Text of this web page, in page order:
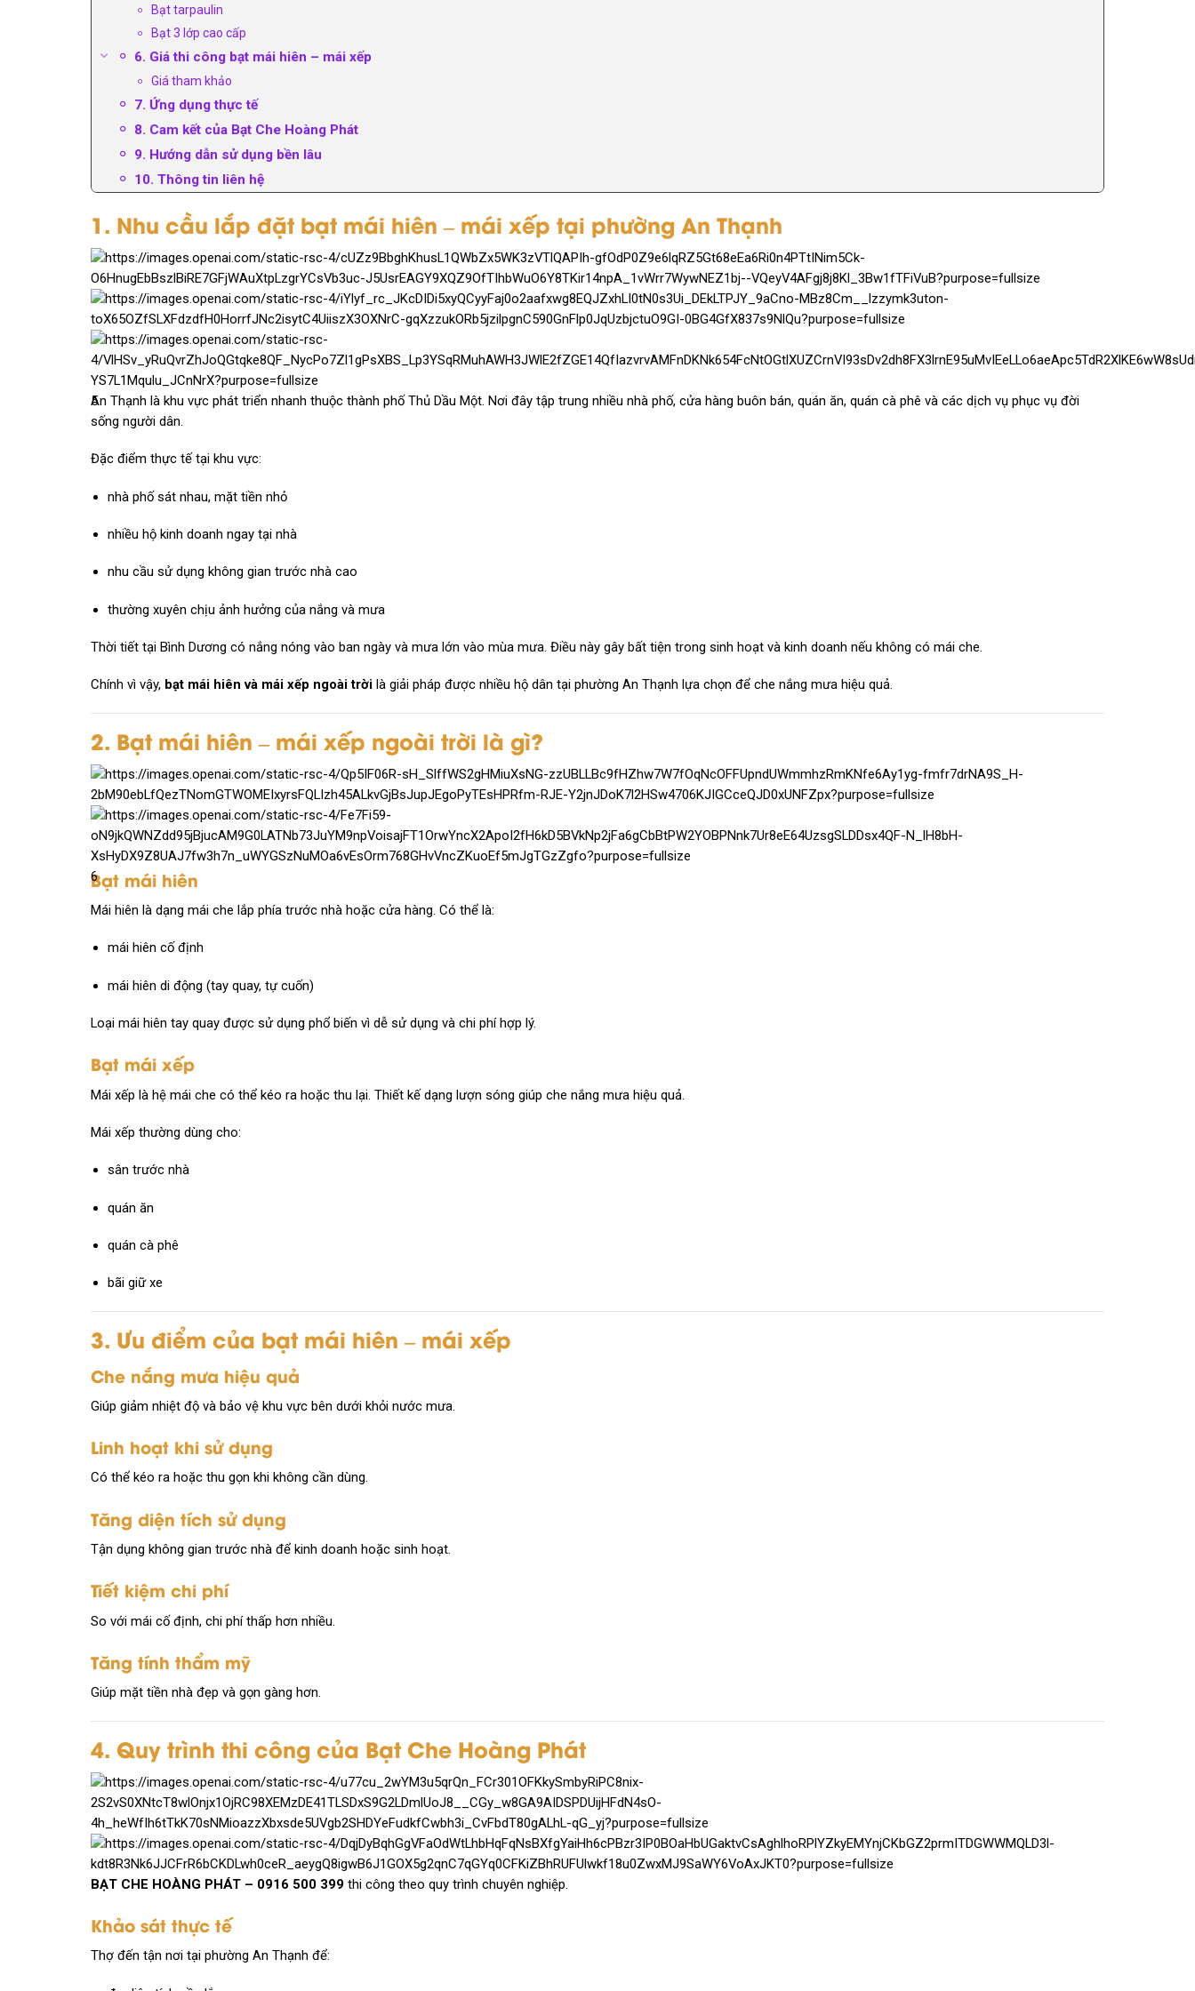
Bạt tarpaulin
Bạt 3 lớp cao cấp
6. Giá thi công bạt mái hiên – mái xếp
Giá tham khảo
7. Ứng dụng thực tế
8. Cam kết của Bạt Che Hoàng Phát
9. Hướng dẫn sử dụng bền lâu
10. Thông tin liên hệ
1. Nhu cầu lắp đặt bạt mái hiên – mái xếp tại phường An Thạnh
5
An Thạnh là khu vực phát triển nhanh thuộc thành phốThủ Dầu Một. Nơi đây tập trung nhiều nhà phố, cửa hàng buôn bán, quán ăn, quán cà phê và các dịch vụ phục vụ đời
sống người dân.
Đặc điểm thực tế tại khu vực:
nhà phố sát nhau, mặt tiền nhỏ
nhiều hộ kinh doanh ngay tại nhà
nhu cầu sử dụng không gian trước nhà cao
thường xuyên chịu ảnh hưởng của nắng và mưa
Thời tiết tại Bình Dương có nắng nóng vào ban ngày và mưa lớn vào mùa mưa. Điều này gây bất tiện trong sinh hoạt và kinh doanh nếu không có mái che.
Chính vì vậy, bạt mái hiên và mái xếp ngoài trời là giải pháp được nhiều hộ dân tại phường An Thạnh lựa chọn để che nắng mưa hiệu quả.
2. Bạt mái hiên – mái xếp ngoài trời là gì?
6
Bạt mái hiên
Mái hiên là dạng mái che lắp phía trước nhà hoặc cửa hàng. Có thể là:
mái hiên cố định
mái hiên di động (tay quay, tự cuốn)
Loại mái hiên tay quay được sử dụng phổ biến vì dễ sử dụng và chi phí hợp lý.
Bạt mái xếp
Mái xếp là hệ mái che có thể kéo ra hoặc thu lại. Thiết kế dạng lượn sóng giúp che nắng mưa hiệu quả.
Mái xếp thường dùng cho:
sân trước nhà
quán ăn
quán cà phê
bãi giữ xe
3. Ưu điểm của bạt mái hiên – mái xếp
Che nắng mưa hiệu quả
Giúp giảm nhiệt độ và bảo vệ khu vực bên dưới khỏi nước mưa.
Linh hoạt khi sử dụng
Có thể kéo ra hoặc thu gọn khi không cần dùng.
Tăng diện tích sử dụng
Tận dụng không gian trước nhà để kinh doanh hoặc sinh hoạt.
Tiết kiệm chi phí
So với mái cố định, chi phí thấp hơn nhiều.
Tăng tính thẩm mỹ
Giúp mặt tiền nhà đẹp và gọn gàng hơn.
4. Quy trình thi công của Bạt Che Hoàng Phát
BẠT CHE HOÀNG PHÁT – 0916 500 399 thi công theo quy trình chuyên nghiệp.
Khảo sát thực tế
Thợ đến tận nơi tại phường An Thạnh để: